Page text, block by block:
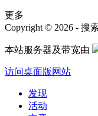
更多
Copyright © 2026 - 搜
本站服务器及带宽由
访问桌面版网站
发现
活动